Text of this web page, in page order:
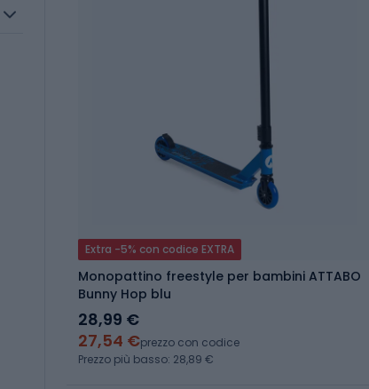
Extra -5% con codice EXTRA
Monopattino freestyle per bambini ATTABO
Bunny Hop blu
28,99 €
27,54 €prezzo con codice
Prezzo più basso: 28,89 €